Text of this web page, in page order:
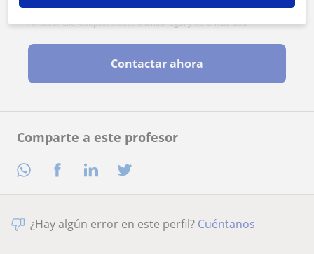
Comparte a este profesor
Al hacer clic, aceptas nuestroaviso legaly deprivacidad
Contactar ahora
¿Hay algún error en este perfil? Cuéntanos